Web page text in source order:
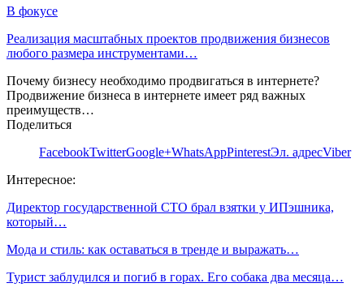
В фокусе
Реализация масштабных проектов продвижения бизнесов
любого размера инструментами…
Почему бизнесу необходимо продвигаться в интернете?
Продвижение бизнеса в интернете имеет ряд важных
преимуществ…
Поделиться
FacebookTwitterGoogle+WhatsAppPinterestЭл. адресViber
Интересное:
Директор государственной СТО брал взятки у ИПэшника,
который…
Мода и стиль: как оставаться в тренде и выражать…
Турист заблудился и погиб в горах. Его собака два месяца…